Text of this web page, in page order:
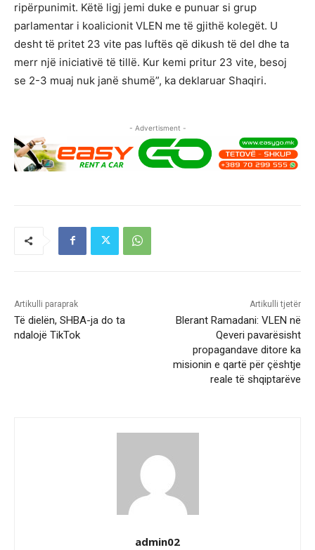
ripërpunimit. Këtë ligj jemi duke e punuar si grup
parlamentar i koalicionit VLEN me të gjithë kolegët. U
desht të pritet 23 vite pas luftës që dikush të del dhe ta
merr një iniciativë të tillë. Kur kemi pritur 23 vite, besoj
se 2-3 muaj nuk janë shumë”, ka deklaruar Shaqiri.
- Advertisment -
Artikulli paraprak
Të dielën, SHBA-ja do ta
ndalojë TikTok
Artikulli tjetër
Blerant Ramadani: VLEN në
Qeveri pavarësisht
propagandave ditore ka
misionin e qartë për çështje
reale të shqiptarëve
admin02